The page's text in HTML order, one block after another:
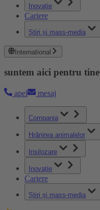
Inovaţie
Cariere
Știri și mass-media
International
suntem aici pentru tine
apel mesaj
Compania
Hrănirea animalelor
Insilozare
Inovaţie
Cariere
Știri și mass-media